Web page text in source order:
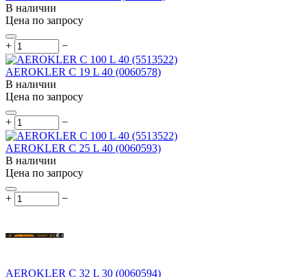
В наличии
Цена по запросу
+ −
AEROKLER C 19 L 40 (0060578)
В наличии
Цена по запросу
+ −
AEROKLER C 25 L 40 (0060593)
В наличии
Цена по запросу
+ −
AEROKLER C 32 L 30 (0060594)